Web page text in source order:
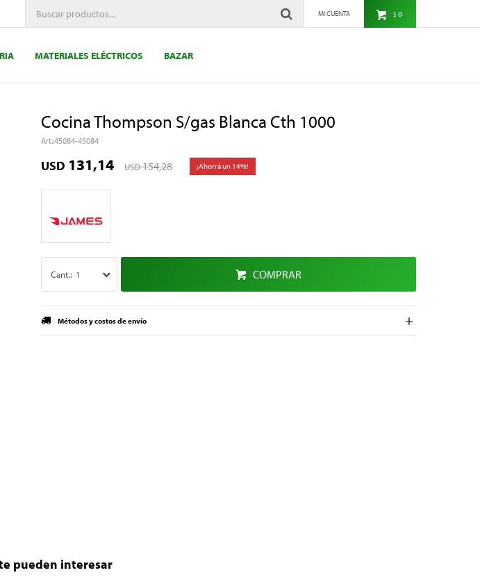
MATERIALES ELÉCTRICOS BAZAR
$ 0
Cocina Thompson S/gas Blanca Cth 1000
45084-45084
USD 131,14 USD154,28 14
1 COMPRAR
Métodos y costos de envío
pueden interesar